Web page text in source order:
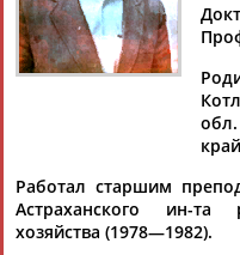
Аслаудин
АБАЕВ
Елена
АБАИМОВА
Дмитрий
АБАРЕНОВ
Тамилла
АБАСОВА
Работал старшим
Астраханского ин-
хозяйства (1978—1982).